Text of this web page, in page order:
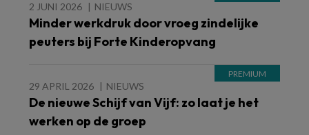
2 JUNI 2026 NIEUWS
Minder werkdruk door vroeg zindelijke
peuters bij Forte Kinderopvang
29 APRIL 2026 NIEUWS
De nieuwe Schijf van Vijf: zo laat je het
werken op de groep